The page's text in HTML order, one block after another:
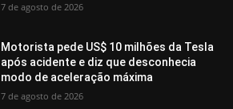
7 de agosto de 2026
Motorista pede US$ 10 milhões da Tesla
após acidente e diz que desconhecia
modo de aceleração máxima
7 de agosto de 2026